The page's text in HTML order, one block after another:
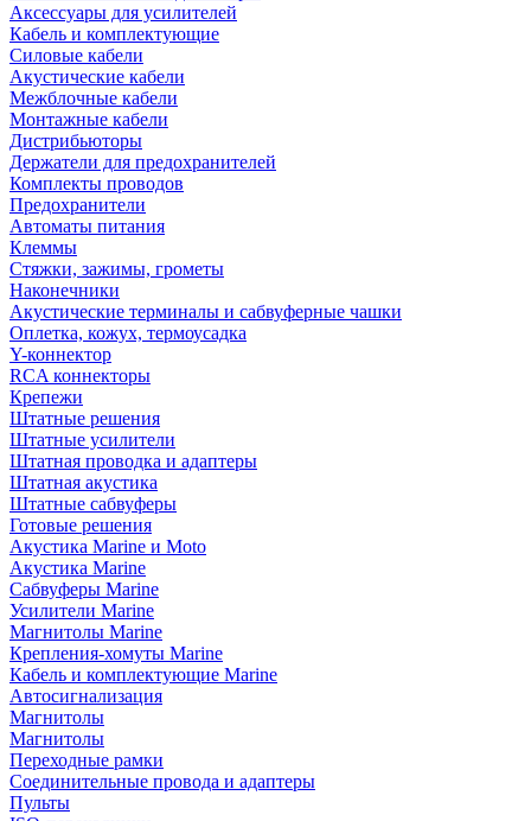
Аксессуары для усилителей
Кабель и комплектующие
Силовые кабели
Акустические кабели
Межблочные кабели
Монтажные кабели
Дистрибьюторы
Держатели для предохранителей
Комплекты проводов
Предохранители
Автоматы питания
Клеммы
Стяжки, зажимы, грометы
Наконечники
Акустические терминалы и сабвуферные чашки
Оплетка, кожух, термоусадка
Y-коннектор
RCA коннекторы
Крепежи
Штатные решения
Штатные усилители
Штатная проводка и адаптеры
Штатная акустика
Штатные сабвуферы
Готовые решения
Акустика Marine и Moto
Акустика Marine
Сабвуферы Marine
Усилители Marine
Магнитолы Marine
Крепления-хомуты Marine
Кабель и комплектующие Marine
Автосигнализация
Магнитолы
Магнитолы
Переходные рамки
Соединительные провода и адаптеры
Пульты